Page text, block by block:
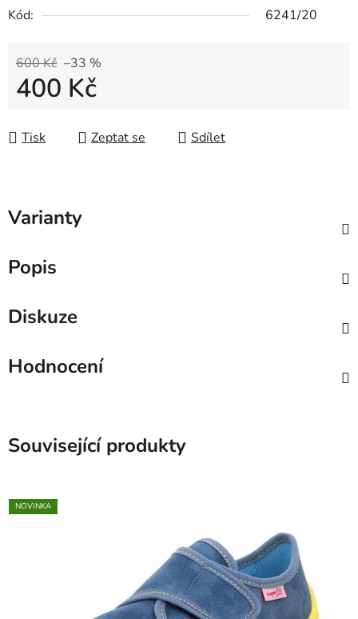
Kód: 6241/20
600 Kč –33 %
400 Kč
Tisk
Zeptat se Sdílet
Varianty
Popis
Diskuze
Hodnocení
Související produkty
NOVINKA